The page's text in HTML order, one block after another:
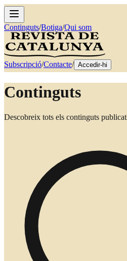
Continguts/Botiga/Qui som
Subscripció/Contacte/ Accedir-hi
Continguts
Descobreix tots els continguts